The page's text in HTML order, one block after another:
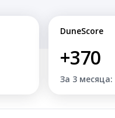
DuneScore
+370
За 3 месяца: